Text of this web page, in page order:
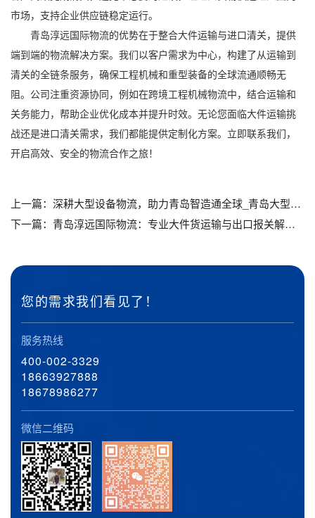
市场，支持企业供应链稳定运行。
青岛淳远国际物流的优势在于整合大件运输与进口清关，提供
端到端的物流解决方案。我们以客户需求为中心，构建了从运输到
清关的全链条服务，确保工程机械和重型装备的全球流通顺畅无
阻。公司注重资源协同，例如在跨境工程机械物流中，结合运输和
关务能力，帮助企业优化成本并提升时效。无论您面临大件运输挑
战还是进口清关需求，我们都能提供定制化方案。立即联系我们，
开启高效、安全的物流合作之旅！
上一篇： 深耕大型设备物流，助力青岛智造通全球_青岛大型机械设备运输_青岛海运出口
下一篇： 青岛淳远国际物流：专业大件货运输与出口报关解决方案_青岛大件货运输_青岛机械设备运输公司
您的需求我们看见了！
服务热线
400-002-3329
18663927888
18678986277
微信二维码